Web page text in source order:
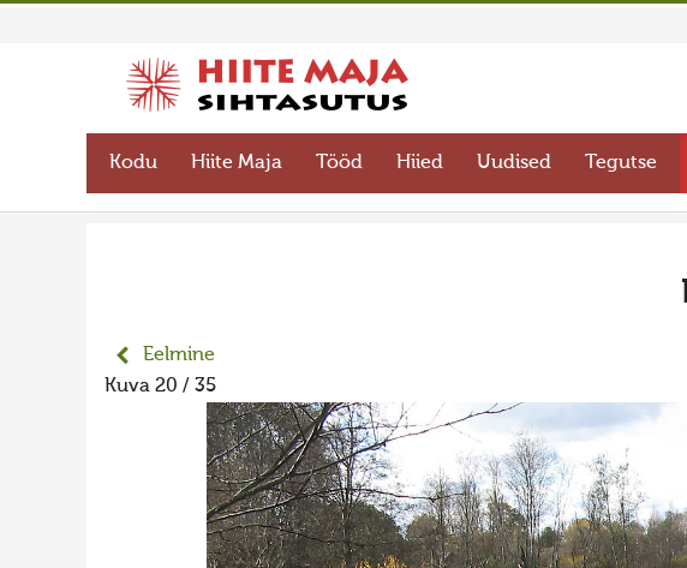
Kodu Hiite Maja Tööd Hiied Uudised Tegutse
Eelmine
Kuva 20 / 35